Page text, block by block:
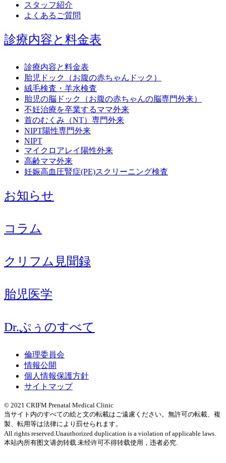
スタッフ紹介
よくあるご質問
診療内容と料金表
診療内容と料金表
胎児ドック（お腹の赤ちゃんドック）
絨毛検査・羊水検査
胎児の脳ドック（お腹の赤ちゃんの脳専門外来）
不妊治療を卒業するママ外来
首のむくみ（NT）専門外来
NIPT陽性専門外来
NIPT
マイクロアレイ陽性外来
高齢ママ外来
妊娠高血圧腎症(PE)スクリーニング検査
お知らせ
コラム
クリフム見聞録
胎児医学
Dr.ぷぅのすべて
倫理委員会
情報公開
個人情報保護方針
サイトマップ
© 2021 CRIFM Prenatal Medical Clinic
当サイト内のすべての絵と文の転載はご遠慮ください。無許可の転載、複
製、転用等は法律により罰せられます。
All rights reserved.Unauthorized duplication is a violation of applicable laws.
本站內所有图文请勿转载.未经许可不得转载使用，违者必究.